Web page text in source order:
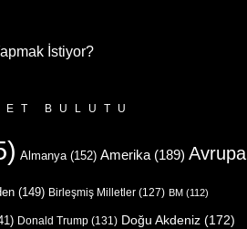
İstiyor?
BULUTU
Almanya(152) Amerika (189) Avrupa
(149) Birleşmiş Milletler (127) BM (112)
Donald Trump (131) Doğu Akdeniz (172)